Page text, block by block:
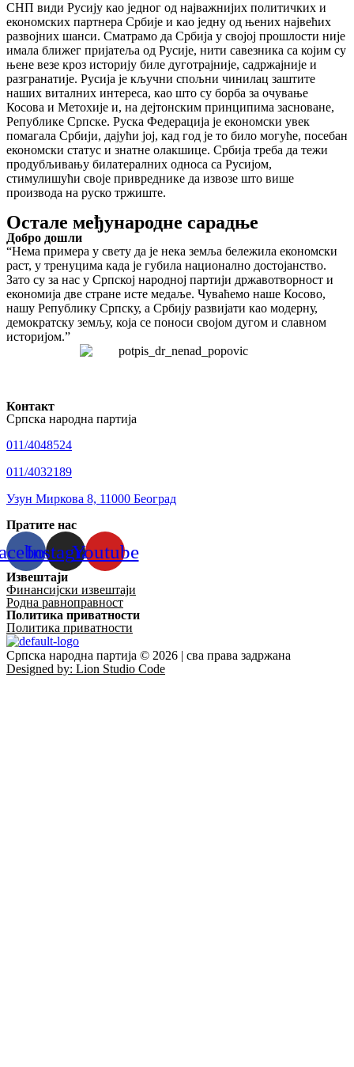
СНП види Русију као једног од најважнијих политичких и
економских партнера Србије и као једну од њених највећих
развојних шанси. Сматрамо да Србија у својој прошлости није
имала ближег пријатеља од Русије, нити савезника са којим су
њене везе кроз историју биле дуготрајније, садржајније и
разгранатије. Русија је кључни спољни чинилац заштите
наших виталних интереса, као што су борба за очување
Косова и Метохије и, на дејтонским принципима засноване,
Републике Српске. Руска Федерација је економски увек
помагала Србији, дајући јој, кад год је то било могуће, посебан
економски статус и знатне олакшице. Србија треба да тежи
продубљивању билатералних односа са Русијом,
стимулишући своје привреднике да извозе што више
производа на руско тржиште.
Остале међународне сарадње
Добро дошли
“Нема примера у свету да је нека земља бележила економски
раст, у тренуцима када је губила национално достојанство.
Зато су за нас у Српској народној партији државотворност и
економија две стране исте медаље. Чуваћемо наше Косово,
нашу Републику Српску, а Србију развијати као модерну,
демократску земљу, која се поноси својом дугом и славном
историјом.”
Контакт
Српска народна партија
011/4048524
011/4032189
Узун Миркова 8, 11000 Београд
Пратите нас
InstagramYoutube
Извештаји
Финансијски извештаји
Родна равноправност
Политика приватности
Политика приватности
Српска народна партија © 2026 | сва права задржана
Designed by: Lion Studio Code